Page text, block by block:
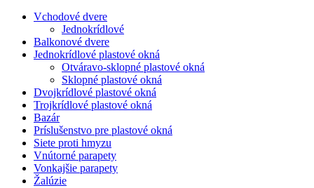
Vchodové dvere
Jednokrídlové
Balkonové dvere
Jednokrídlové plastové okná
Otváravo-sklopné plastové okná
Sklopné plastové okná
Dvojkrídlové plastové okná
Trojkrídlové plastové okná
Bazár
Príslušenstvo pre plastové okná
Siete proti hmyzu
Vnútorné parapety
Vonkajšie parapety
Žalúzie